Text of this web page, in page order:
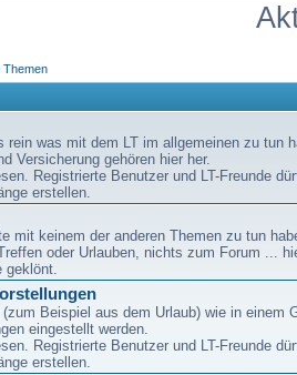
Themen
rein was mit dem LT im allgemeinen zu tun
Versicherung gehören hier her.
Registrierte Benutzer und LT-Freunde
erstellen.
mit keinem der anderen Themen zu tun
oder Urlauben, nichts zum Forum ...
geklönt.
Beispiel aus dem Urlaub) wie in einem
eingestellt werden.
Registrierte Benutzer und LT-Freunde
erstellen.